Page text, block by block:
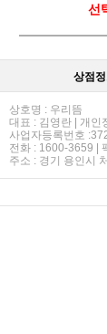
선
상점
상호명 : 우리뜸
대표 : 김영란 | 개인
사업자등록번호
전화 : 1600-3659 |
주소 : 경기 용인시